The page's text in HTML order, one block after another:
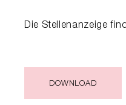
Die Stellenanzeige
DOWNLOAD